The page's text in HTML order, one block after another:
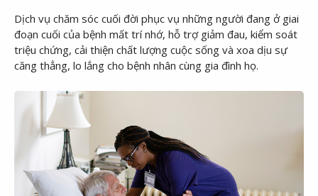
Dịch vụ chăm sóc cuối đời phục vụ những người đang ở giai
đoạn cuối của bệnh mất trí nhớ, hỗ trợ giảm đau, kiểm soát
triệu chứng, cải thiện chất lượng cuộc sống và xoa dịu sự
căng thẳng, lo lắng cho bệnh nhân cùng gia đình họ.